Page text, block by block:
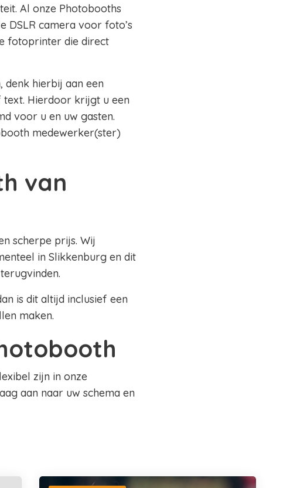
Al onze Photobooths
DSLR camera voor foto’s
fotoprinter die direct
denk hierbij aan een
Hierdoor krijgt u een
voor u en uw gasten.
medewerker(ster)
van
scherpe prijs. Wij
in Slikkenburg en dit
is dit altijd inclusief een
maken.
zijn in onze
aan naar uw schema en